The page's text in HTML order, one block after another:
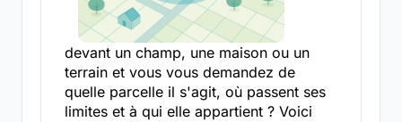
devant un champ, une maison ou un
terrain et vous vous demandez de
quelle parcelle il s'agit, où passent ses
limites et à qui elle appartient ? Voici